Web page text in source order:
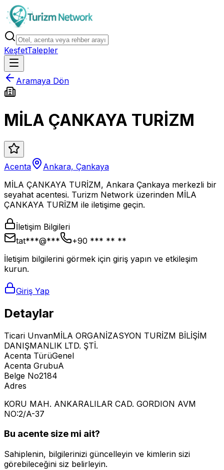
KeşfetTalepler
Aramaya Dön
MİLA ÇANKAYA TURİZM
Acenta
Ankara, Çankaya
MİLA ÇANKAYA TURİZM, Ankara Çankaya merkezli bir
seyahat acentesi. Turizm Network üzerinden MİLA
ÇANKAYA TURİZM ile iletişime geçin.
İletişim Bilgileri
tat***@***
+90 *** ** **
İletişim bilgilerini görmek için giriş yapın ve etkileşim
kurun.
Giriş Yap
Detaylar
Ticari UnvanMİLA ORGANİZASYON TURİZM BİLİŞİM
DANIŞMANLIK LTD. ŞTİ.
Acenta TürüGenel
Acenta GrubuA
Belge No2184
Adres
KORU MAH. ANKARALILAR CAD. GORDION AVM
NO:2/A-37
Bu acente size mi ait?
Sahiplenin, bilgilerinizi güncelleyin ve kimlerin sizi
görebileceğini siz belirleyin.